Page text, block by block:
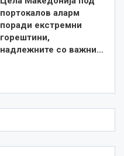
портокалов аларм
поради екстремни
горештини,
надлежните со важни…